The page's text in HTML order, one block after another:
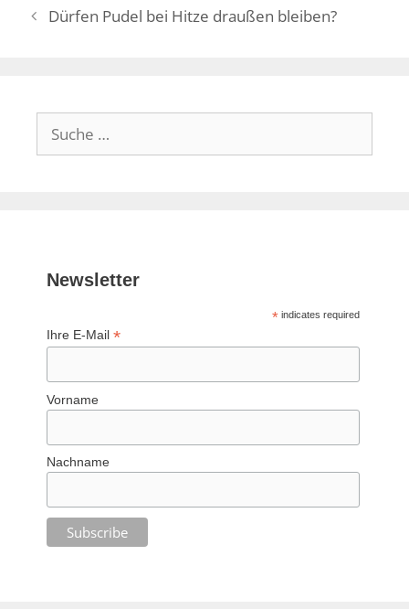
Dürfen Pudel bei Hitze draußen bleiben?
Suche
nach:
Newsletter
*indicates required
Ihre E-Mail*
Vorname
Nachname